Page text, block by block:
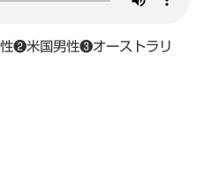
❷米国男性❸オーストラリ